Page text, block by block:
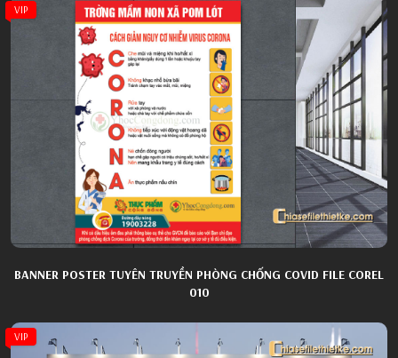
VIP
BANNER POSTER TUYÊN TRUYỀN PHÒNG CHỐNG COVID FILE COREL
010
VIP